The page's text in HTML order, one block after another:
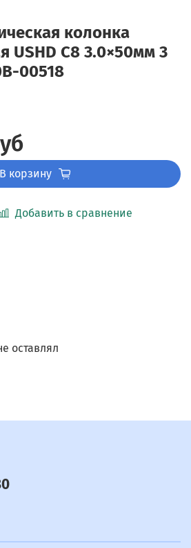
колонка
USHD C8 3.0×50мм 3
00518
Добавить в сравнение
В корзину
оставлял